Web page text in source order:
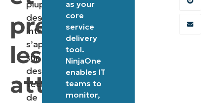
prévenir
les
attaques
plupart
des
intrusions
s’appuient
sur
des
techniques
de
as your
core
service
delivery
tool.
NinjaOne
enables IT
teams to
monitor,